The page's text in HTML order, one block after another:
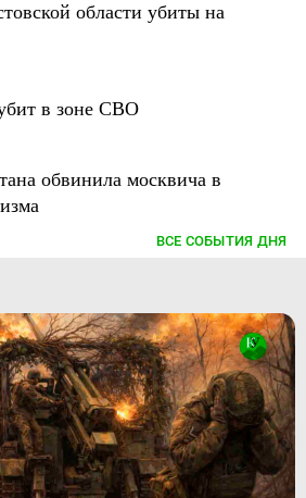
области убиты на
в зоне СВО
обвинила москвича в
ВСЕ СОБЫТИЯ ДНЯ